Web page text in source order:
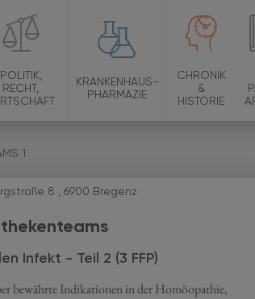
POLITIK,
RECHT,
KRANKENHAUS-
PHARMAZIE
CHRONIK
&
HISTORIE
1
8 , 6900 Bregenz
Infekt - Teil 2 (3 FFP)
bewährte Indikationen in der Homöopathie,